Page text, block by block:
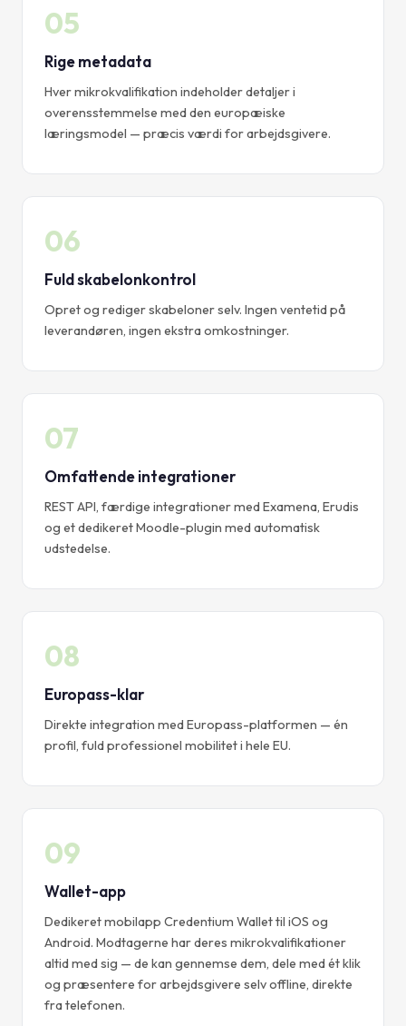
05
Rige metadata
Hver mikrokvalifikation indeholder detaljer i
overensstemmelse med den europæiske
læringsmodel — præcis værdi for arbejdsgivere.
06
Fuld skabelonkontrol
Opret og rediger skabeloner selv. Ingen ventetid på
leverandøren, ingen ekstra omkostninger.
07
Omfattende integrationer
REST API, færdige integrationer med Examena, Erudis
og et dedikeret Moodle-plugin med automatisk
udstedelse.
08
Europass-klar
Direkte integration med Europass-platformen — én
profil, fuld professionel mobilitet i hele EU.
09
Wallet-app
Dedikeret mobilapp Credentium Wallet til iOS og
Android. Modtagerne har deres mikrokvalifikationer
altid med sig — de kan gennemse dem, dele med ét klik
og præsentere for arbejdsgivere selv offline, direkte
fra telefonen.